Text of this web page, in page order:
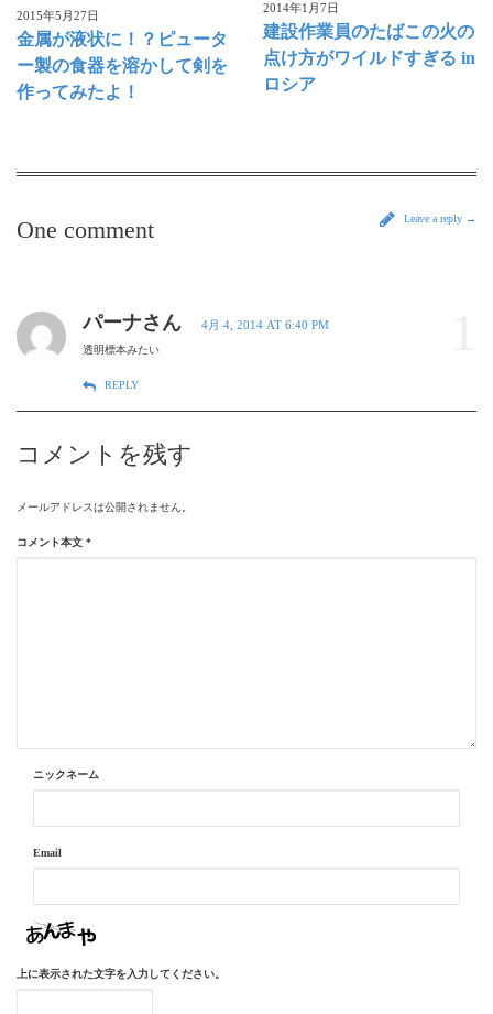
2015年5月27日
金属が液状に！？ピュータ
ー製の食器を溶かして剣を
作ってみたよ！
2014年1月7日
建設作業員のたばこの火の
点け方がワイルドすぎる in
ロシア
One comment Leave a reply →
パーナさん 4月 4, 2014 AT 6:40 PM
透明標本みたい
REPLY
コメントを残す
メールアドレスは公開されません。
コメント本文 *
ニックネーム
Email
上に表示された文字を入力してください。